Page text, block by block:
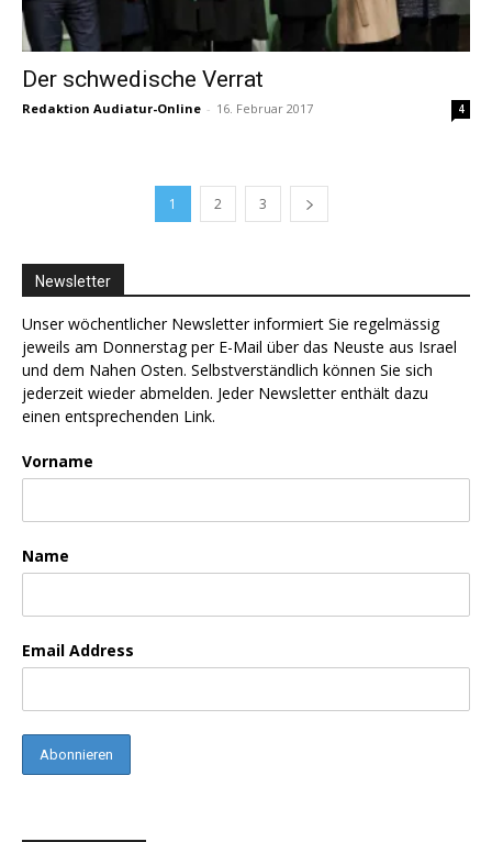
Der schwedische Verrat
Redaktion Audiatur-Online - 16. Februar 2017 4
1 2 3
Newsletter
Unser wöchentlicher Newsletter informiert Sie regelmässig
jeweils am Donnerstag per E-Mail über das Neuste aus Israel
und dem Nahen Osten. Selbstverständlich können Sie sich
jederzeit wieder abmelden. Jeder Newsletter enthält dazu
einen entsprechenden Link.
Vorname
Name
Email Address